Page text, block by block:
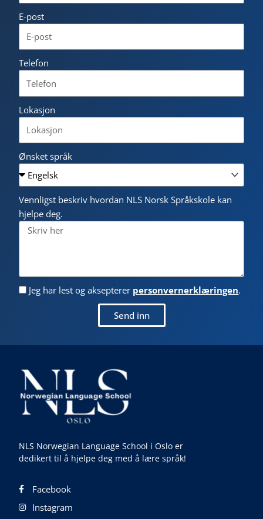
E-post
Telefon
Lokasjon
Ønsket språk
Vennligst beskriv hvordan NLS Norsk Språkskole kan
hjelpe deg.
Jeg har lest og aksepterer personvernerklæringen.
Send inn
NLS Norwegian Language School i Oslo er
dedikert til å hjelpe deg med å lære språk!
Facebook
Instagram